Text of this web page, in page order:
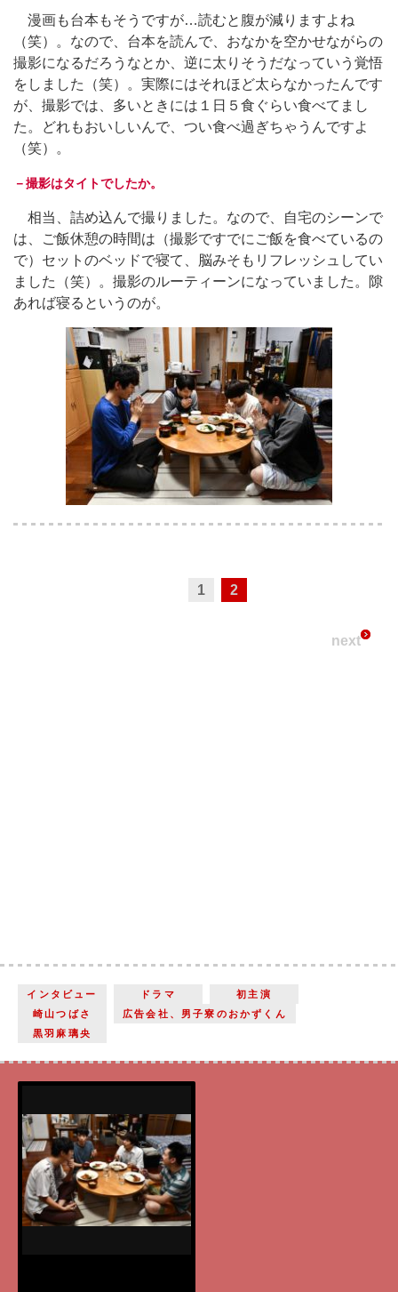
漫画も台本もそうですが…読むと腹が減りますよね
（笑）。なので、台本を読んで、おなかを空かせながらの
撮影になるだろうなとか、逆に太りそうだなっていう覚悟
をしました（笑）。実際にはそれほど太らなかったんです
が、撮影では、多いときには１日５食ぐらい食べてまし
た。どれもおいしいんで、つい食べ過ぎちゃうんですよ
（笑）。
－撮影はタイトでしたか。
相当、詰め込んで撮りました。なので、自宅のシーンで
は、ご飯休憩の時間は（撮影ですでにご飯を食べているの
で）セットのベッドで寝て、脳みそもリフレッシュしてい
ました（笑）。撮影のルーティーンになっていました。隙
あれば寝るというのが。
1 2
next
インタビュー ドラマ
初主演
崎山つばさ
広告会社、男子寮のおかずくん
黒羽麻璃央